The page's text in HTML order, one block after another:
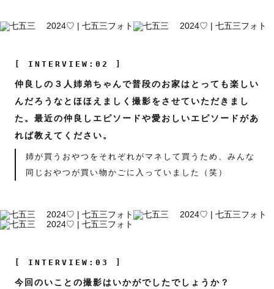
[ INTERVIEW:02 ]
仲良しの３人姉弟ちゃんで普段のお家はとっても楽しい
んだろうなとほほえましく撮影をさせていただきまし
た。最近の仲良しエピソードや愛おしいエピソードがあ
れば教えてください。
姉が買うおやつをそれぞれがマネして買うため、みんな
同じおやつが買い物かごに入っていました（笑）
[ INTERVIEW:03 ]
今回のいことの撮影はいかがでしたでしょうか？